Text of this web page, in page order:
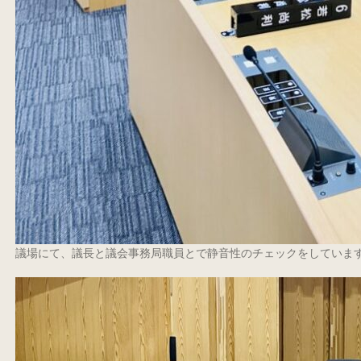
議場にて、議長と議会事務局職員とで静音性のチェックをしていま